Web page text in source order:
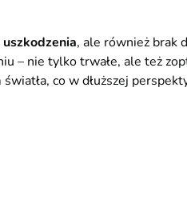
, ale również brak
– nie tylko trwałe, ale też
co w dłuższej